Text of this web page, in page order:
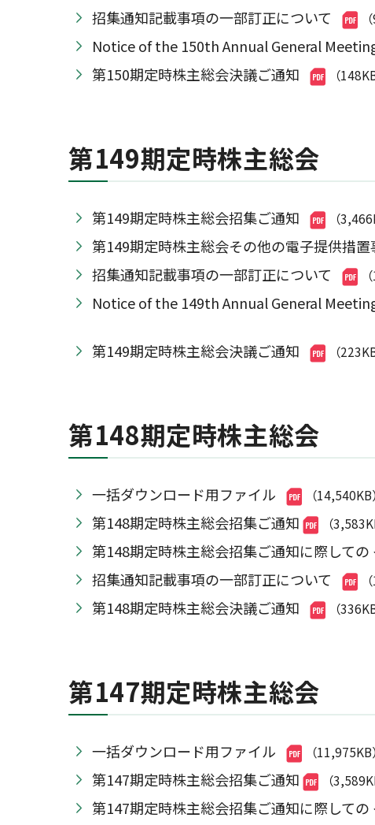
招集通知記載事項の一部訂正について
Notice of the 150th Annual General
第150期定時株主総会決議ご通知 （
第149期定時株主総会
第149期定時株主総会招集ご通知 （
第149期定時株主総会その他の電子提供措置
招集通知記載事項の一部訂正について
Notice of the 149th Annual General
第149期定時株主総会決議ご通知 （
第148期定時株主総会
一括ダウンロード用ファイル （14,540KB）
第148期定時株主総会招集ご通知 （
第148期定時株主総会招集ご通知に際して
招集通知記載事項の一部訂正について
第148期定時株主総会決議ご通知 （
第147期定時株主総会
一括ダウンロード用ファイル （11,975KB）
第147期定時株主総会招集ご通知 （
第147期定時株主総会招集ご通知に際して